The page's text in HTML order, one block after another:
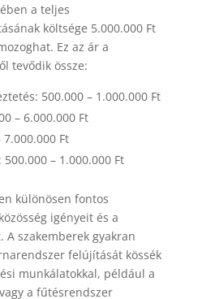
a teljes
költsége 5.000.000 Ft
Ez az ár a
tevődik össze:
500.000 – 1.000.000 Ft
– 6.000.000 Ft
Ft
– 1.000.000 Ft
különösen fontos
igényeit és a
A szakemberek gyakran
felújítását kössék
munkálatokkal, például a
a fűtésrendszer